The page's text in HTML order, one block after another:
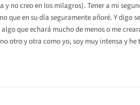
y no creo en los milagros). Tener a mi
que en su día seguramente añoré. Y digo
que echará mucho de menos o me
otro y otra como yo, soy muy intensa y he